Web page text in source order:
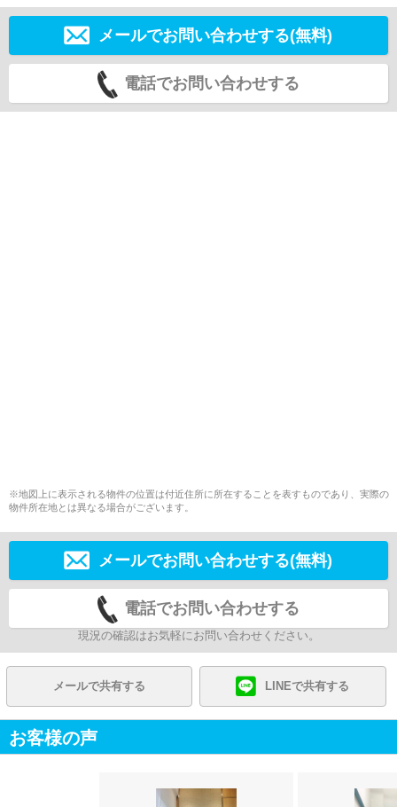
メールでお問い合わせする(無料)
電話でお問い合わせする
※地図上に表示される物件の位置は付近住所に所在することを表すものであり、実際の
物件所在地とは異なる場合がございます。
メールでお問い合わせする(無料)
電話でお問い合わせする
現況の確認はお気軽にお問い合わせください。
メールで共有する LINEで共有する
お客様の声